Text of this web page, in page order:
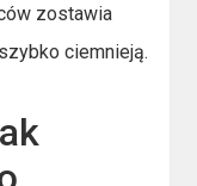
zostawia
ciemnieją.